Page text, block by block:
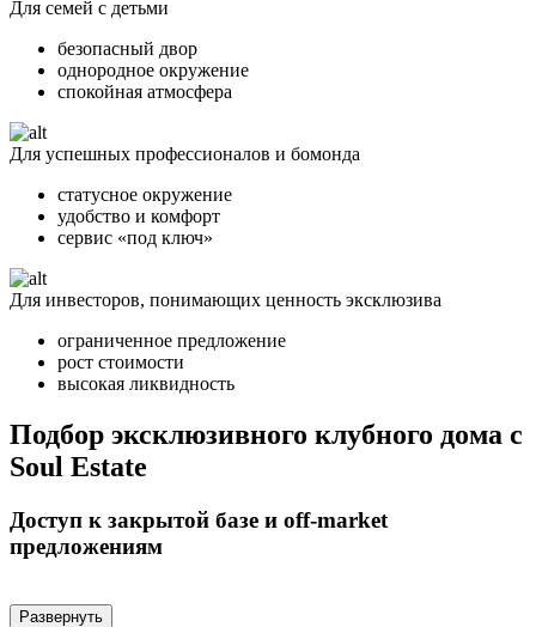
Для семей с детьми
безопасный двор
однородное окружение
спокойная атмосфера
Для успешных профессионалов и бомонда
статусное окружение
удобство и комфорт
сервис «под ключ»
Для инвесторов, понимающих ценность эксклюзива
ограниченное предложение
рост стоимости
высокая ликвидность
Подбор эксклюзивного клубного дома с
Soul Estate
Доступ к закрытой базе и off-market
предложениям
Развернуть